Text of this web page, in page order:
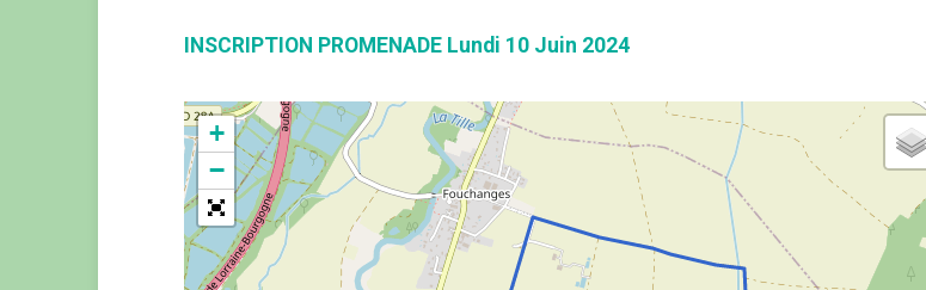
INSCRIPTION PROMENADE Lundi 10 Juin 2024
+
−